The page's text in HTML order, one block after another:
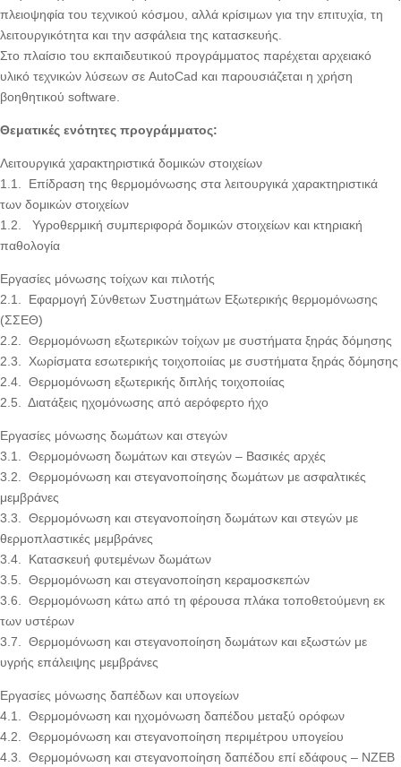
πλειοψηφία του τεχνικού κόσμου, αλλά κρίσιμων για την επιτυχία, τη
λειτουργικότητα και την ασφάλεια της κατασκευής.
Στο πλαίσιο του εκπαιδευτικού προγράμματος παρέχεται αρχειακό
υλικό τεχνικών λύσεων σε AutoCad και παρουσιάζεται η χρήση
βοηθητικού software.
Θεματικές ενότητες προγράμματος:
Λειτουργικά χαρακτηριστικά δομικών στοιχείων
1.1. Επίδραση της θερμομόνωσης στα λειτουργικά χαρακτηριστικά
των δομικών στοιχείων
1.2. Υγροθερμική συμπεριφορά δομικών στοιχείων και κτηριακή
παθολογία
Εργασίες μόνωσης τοίχων και πιλοτής
2.1. Εφαρμογή Σύνθετων Συστημάτων Εξωτερικής θερμομόνωσης
(ΣΣΕΘ)
2.2. Θερμομόνωση εξωτερικών τοίχων με συστήματα ξηράς δόμησης
2.3. Χωρίσματα εσωτερικής τοιχοποιίας με συστήματα ξηράς δόμησης
2.4. Θερμομόνωση εξωτερικής διπλής τοιχοποιίας
2.5. Διατάξεις ηχομόνωσης από αερόφερτο ήχο
Εργασίες μόνωσης δωμάτων και στεγών
3.1. Θερμομόνωση δωμάτων και στεγών – Βασικές αρχές
3.2. Θερμομόνωση και στεγανοποίησης δωμάτων με ασφαλτικές
μεμβράνες
3.3. Θερμομόνωση και στεγανοποίηση δωμάτων και στεγών με
θερμοπλαστικές μεμβράνες
3.4. Κατασκευή φυτεμένων δωμάτων
3.5. Θερμομόνωση και στεγανοποίηση κεραμοσκεπών
3.6. Θερμομόνωση κάτω από τη φέρουσα πλάκα τοποθετούμενη εκ
των υστέρων
3.7. Θερμομόνωση και στεγανοποίηση δωμάτων και εξωστών με
υγρής επάλειψης μεμβράνες
Εργασίες μόνωσης δαπέδων και υπογείων
4.1. Θερμομόνωση και ηχομόνωση δαπέδου μεταξύ ορόφων
4.2. Θερμομόνωση και στεγανοποίηση περιμέτρου υπογείου
4.3. Θερμομόνωση και στεγανοποίηση δαπέδου επί εδάφους – NZEB